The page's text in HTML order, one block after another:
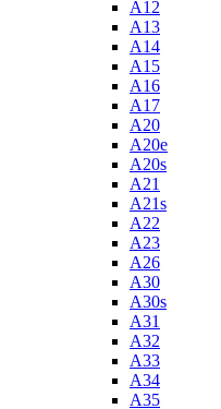
A12
A13
A14
A15
A16
A17
A20
A20e
A20s
A21
A21s
A22
A23
A26
A30
A30s
A31
A32
A33
A34
A35